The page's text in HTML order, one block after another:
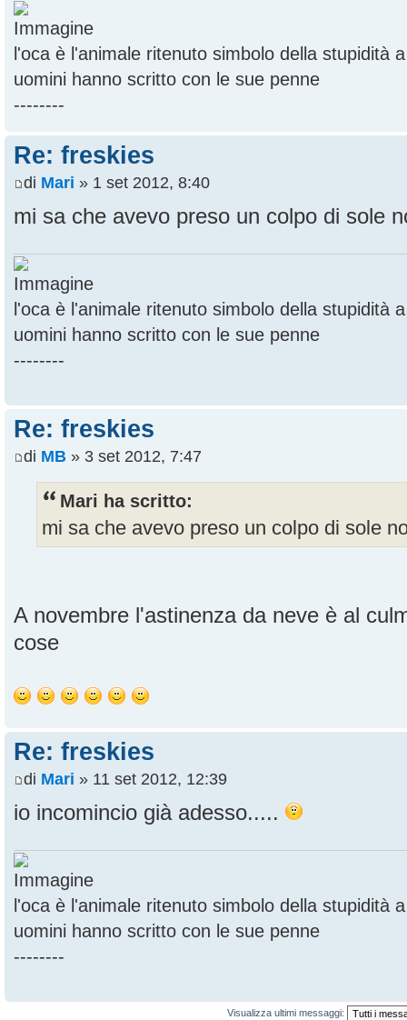
l'oca è l'animale ritenuto simbolo della stupidità
uomini hanno scritto con le sue penne
--------
Re: freskies
di Mari » 1 set 2012, 8:40
mi sa che avevo preso un colpo di sole
l'oca è l'animale ritenuto simbolo della stupidità
uomini hanno scritto con le sue penne
--------
Re: freskies
di MB » 3 set 2012, 7:47
Mari ha scritto:
mi sa che avevo preso un colpo di sole
A novembre l'astinenza da neve è al
cose
Re: freskies
di Mari » 11 set 2012, 12:39
io incomincio già adesso.....
l'oca è l'animale ritenuto simbolo della stupidità
uomini hanno scritto con le sue penne
--------
Visualizza ultimi messaggi: